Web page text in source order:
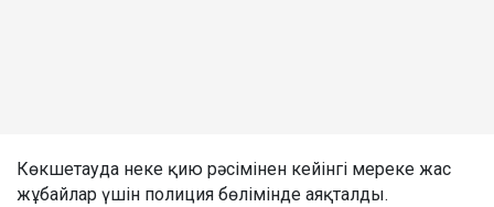
Көкшетауда неке қию рәсімінен кейінгі мереке жас
жұбайлар үшін полиция бөлімінде аяқталды.